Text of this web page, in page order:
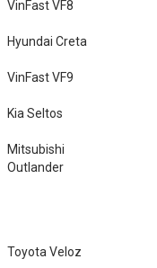
VinFast VF8
Hyundai Creta
VinFast VF9
Kia Seltos
Mitsubishi
Outlander
Toyota Veloz